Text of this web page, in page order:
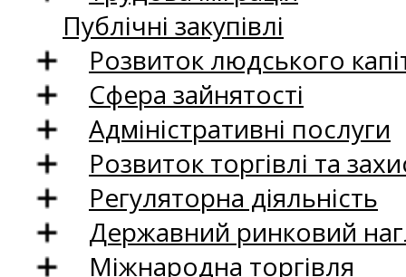
Публічні закупівлі
Розвиток людського
Сфера зайнятості
Адміністративні послуги
Розвиток торгівлі та
Регуляторна діяльність
Державний ринковий
Міжнародна торгівля